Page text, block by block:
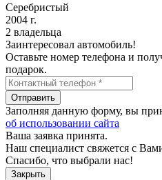
Серебристый
2004 г.
2 владельца
Заинтересовал автомобиль!
Оставьте номер телефона и
подарок.
Отправить
Заполняя данную форму, вы
об использовании сайта
Ваша заявка принята.
Наш специалист свяжется с
Спасибо, что выбрали нас!
Закрыть